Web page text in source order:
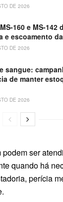
DE 2026
160 e MS-142
e escoamento
DE 2026
sangue:
de manter
DE 2026
ser
quando há
perícia